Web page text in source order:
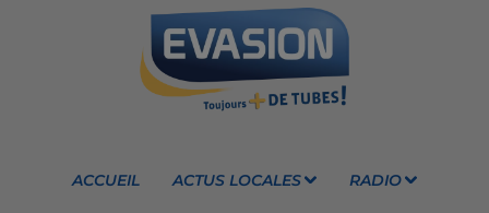
ACCUEIL ACTUS LOCALES RADIO